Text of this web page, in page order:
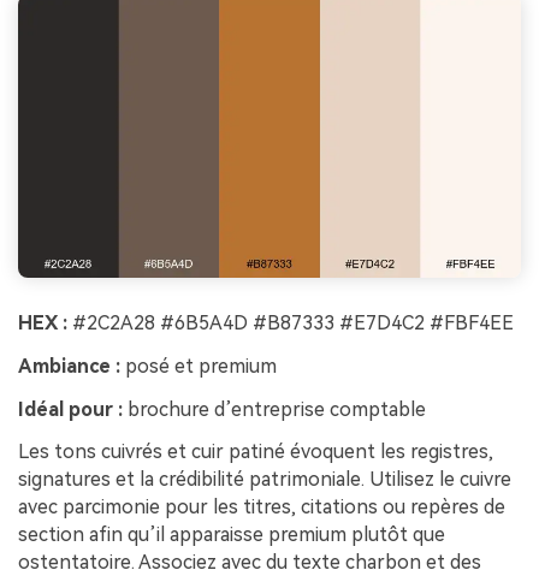
HEX : #2C2A28 #6B5A4D #B87333 #E7D4C2 #FBF4EE
Ambiance : posé et premium
Idéal pour : brochure d’entreprise comptable
Les tons cuivrés et cuir patiné évoquent les registres,
signatures et la crédibilité patrimoniale. Utilisez le cuivre
avec parcimonie pour les titres, citations ou repères de
section afin qu’il apparaisse premium plutôt que
ostentatoire. Associez avec du texte charbon et des